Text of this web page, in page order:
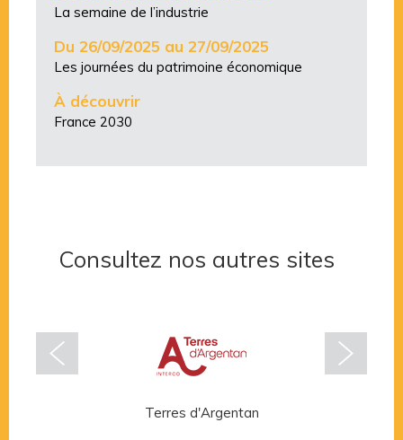
La semaine de l’industrie
Du 26/09/2025 au 27/09/2025
Les journées du patrimoine économique
À découvrir
France 2030
Consultez nos autres sites
Terres d'Argentan